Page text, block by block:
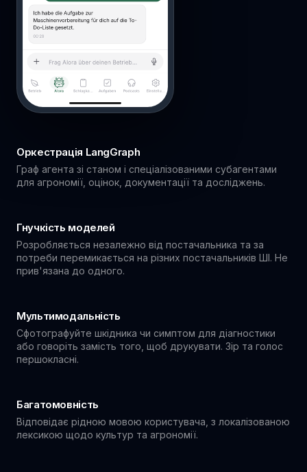
Оркестрація LangGraph
Граф агента зі станом і спеціалізованими субагентами
для агрономії, оцінок, документації та досліджень.
Гнучкість моделей
Розробляється незалежно від постачальника та за
потреби перемикається на різних постачальників ШІ. Не
прив'язана до одного.
Мультимодальність
Сфотографуйте шкідника чи симптом для діагностики
або говоріть замість того, щоб друкувати. Зір та голос
першокласні.
Багатомовність
Відповідає рідною мовою користувача, з локалізованою
лексикою щодо культур та агрономії.